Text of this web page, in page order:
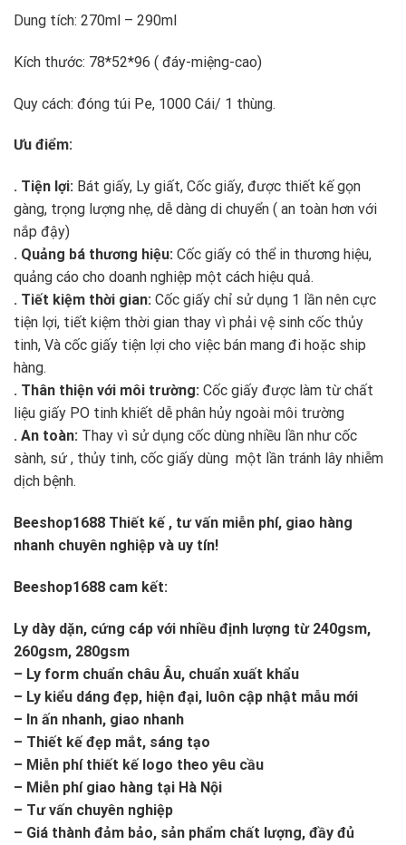
Dung tích: 270ml – 290ml
Kích thước: 78*52*96 ( đáy-miệng-cao)
Quy cách: đóng túi Pe, 1000 Cái/ 1 thùng.
Ưu điểm:
. Tiện lợi: Bát giấy, Ly giất, Cốc giấy, được thiết kế gọn
gàng, trọng lượng nhẹ, dễ dàng di chuyển ( an toàn hơn với
nắp đậy)
. Quảng bá thương hiệu: Cốc giấy có thể in thương hiệu,
quảng cáo cho doanh nghiệp một cách hiệu quả.
. Tiết kiệm thời gian: Cốc giấy chỉ sử dụng 1 lần nên cực
tiện lợi, tiết kiệm thời gian thay vì phải vệ sinh cốc thủy
tinh, Và cốc giấy tiện lợi cho việc bán mang đi hoặc ship
hàng.
. Thân thiện với môi trường: Cốc giấy được làm từ chất
liệu giấy PO tinh khiết dễ phân hủy ngoài môi trường
. An toàn: Thay vì sử dụng cốc dùng nhiều lần như cốc
sành, sứ , thủy tinh, cốc giấy dùng một lần tránh lây nhiễm
dịch bệnh.
Beeshop1688 Thiết kế , tư vấn miễn phí, giao hàng
nhanh chuyên nghiệp và uy tín!
Beeshop1688 cam kết:
Ly dày dặn, cứng cáp với nhiều định lượng từ 240gsm,
260gsm, 280gsm
– Ly form chuẩn châu Âu, chuẩn xuất khẩu
– Ly kiểu dáng đẹp, hiện đại, luôn cập nhật mẫu mới
– In ấn nhanh, giao nhanh
– Thiết kế đẹp mắt, sáng tạo
– Miễn phí thiết kế logo theo yêu cầu
– Miễn phí giao hàng tại Hà Nội
– Tư vấn chuyên nghiệp
– Giá thành đảm bảo, sản phẩm chất lượng, đầy đủ